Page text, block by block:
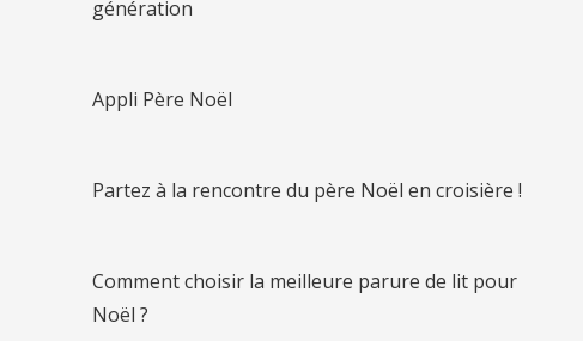
génération
Appli Père Noël
Partez à la rencontre du père Noël en croisière !
Comment choisir la meilleure parure de lit pour
Noël ?